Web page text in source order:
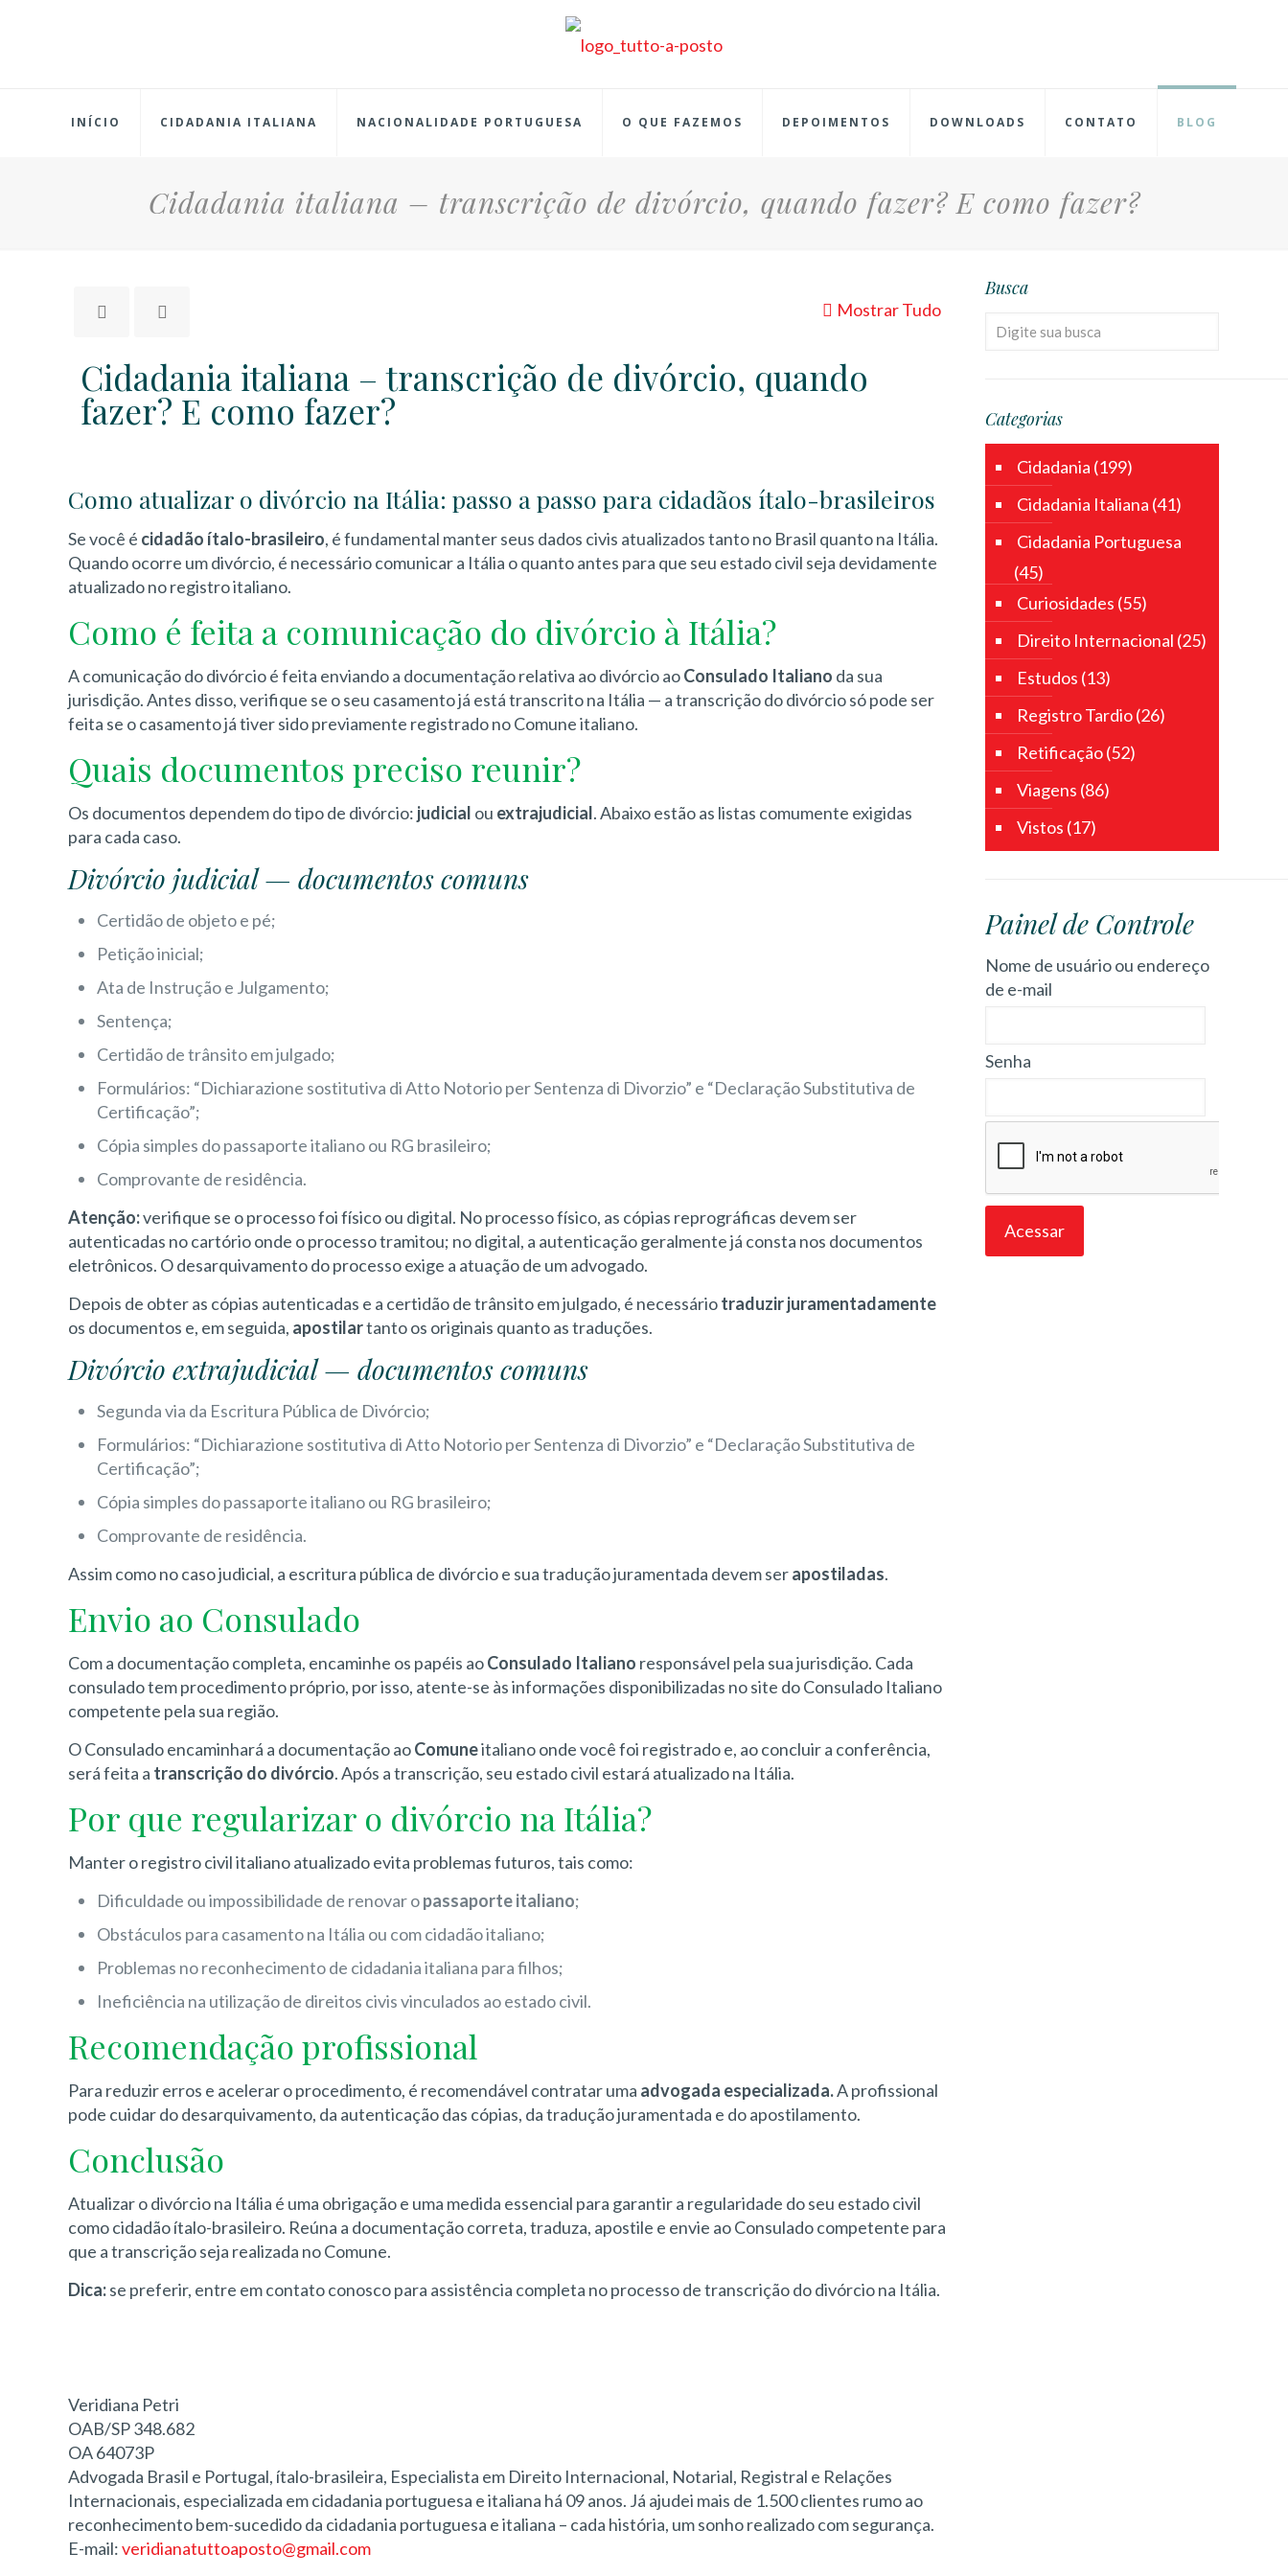
INÍCIO CIDADANIA ITALIANA NACIONALIDADE PORTUGUESA O QUE FAZEMOS DEPOIMENTOS DOWNLOADS CONTATO BLOG
Cidadania italiana – transcrição de divórcio, quando fazer? E como fazer?
Mostrar Tudo
Cidadania italiana – transcrição de divórcio, quando
fazer? E como fazer?
Como atualizar o divórcio na Itália: passo a passo para cidadãos ítalo-brasileiros
Se você é cidadão ítalo-brasileiro, é fundamental manter seus dados civis atualizados tanto no Brasil quanto na Itália.
Quando ocorre um divórcio, é necessário comunicar a Itália o quanto antes para que seu estado civil seja devidamente
atualizado no registro italiano.
Como é feita a comunicação do divórcio à Itália?
A comunicação do divórcio é feita enviando a documentação relativa ao divórcio aoConsulado Italiano da sua
jurisdição. Antes disso, verifique se o seu casamento já está transcrito na Itália — a transcrição do divórcio só pode ser
feita se o casamento já tiver sido previamente registrado no Comune italiano.
Quais documentos preciso reunir?
Os documentos dependem do tipo de divórcio: judicial ou extrajudicial. Abaixo estão as listas comumente exigidas
para cada caso.
Divórcio judicial — documentos comuns
Certidão de objeto e pé;
Petição inicial;
Ata de Instrução e Julgamento;
Sentença;
Certidão de trânsito em julgado;
Formulários: “Dichiarazione sostitutiva di Atto Notorio per Sentenza di Divorzio” e “Declaração Substitutiva de
Certificação”;
Cópia simples do passaporte italiano ou RG brasileiro;
Comprovante de residência.
Atenção:verifique se o processo foi físico ou digital. No processo físico, as cópias reprográficas devem ser
autenticadas no cartório onde o processo tramitou; no digital, a autenticação geralmente já consta nos documentos
eletrônicos. O desarquivamento do processo exige a atuação de um advogado.
Depois de obter as cópias autenticadas e a certidão de trânsito em julgado, é necessáriotraduzir juramentadamente
os documentos e, em seguida, apostilartanto os originais quanto as traduções.
Divórcio extrajudicial — documentos comuns
Segunda via da Escritura Pública de Divórcio;
Formulários: “Dichiarazione sostitutiva di Atto Notorio per Sentenza di Divorzio” e “Declaração Substitutiva de
Certificação”;
Cópia simples do passaporte italiano ou RG brasileiro;
Comprovante de residência.
Assim como no caso judicial, a escritura pública de divórcio e sua tradução juramentada devem serapostiladas.
Envio ao Consulado
Com a documentação completa, encaminhe os papéis aoConsulado Italiano responsável pela sua jurisdição. Cada
consulado tem procedimento próprio, por isso, atente-se às informações disponibilizadas no site do Consulado Italiano
competente pela sua região.
O Consulado encaminhará a documentação aoComuneitaliano onde você foi registrado e, ao concluir a conferência,
será feita a transcrição do divórcio. Após a transcrição, seu estado civil estará atualizado na Itália.
Por que regularizar o divórcio na Itália?
Manter o registro civil italiano atualizado evita problemas futuros, tais como:
Dificuldade ou impossibilidade de renovar opassaporte italiano;
Obstáculos para casamento na Itália ou com cidadão italiano;
Problemas no reconhecimento de cidadania italiana para filhos;
Ineficiência na utilização de direitos civis vinculados ao estado civil.
Recomendação profissional
Para reduzir erros e acelerar o procedimento, é recomendável contratar uma advogada especializada.A profissional
pode cuidar do desarquivamento, da autenticação das cópias, da tradução juramentada e do apostilamento.
Conclusão
Atualizar o divórcio na Itália é uma obrigação e uma medida essencial para garantir a regularidade do seu estado civil
como cidadão ítalo-brasileiro. Reúna a documentação correta, traduza, apostile e envie ao Consulado competente para
que a transcrição seja realizada no Comune.
Dica:se preferir, entre em contato conosco para assistência completa no processo de transcrição do divórcio na Itália.
Veridiana Petri
OAB/SP 348.682
OA 64073P
Advogada Brasil e Portugal, ítalo-brasileira, Especialista em Direito Internacional, Notarial, Registral e Relações
Internacionais, especializada em cidadania portuguesa e italiana há 09 anos. Já ajudei mais de 1.500 clientes rumo ao
reconhecimento bem-sucedido da cidadania portuguesa e italiana – cada história, um sonho realizado com segurança.
E-mail:veridianatuttoaposto@gmail.com
Busca
Categorias
Cidadania (199)
Cidadania Italiana (41)
Cidadania Portuguesa
(45)
Curiosidades (55)
Direito Internacional (25)
Estudos (13)
Registro Tardio(26)
Retificação(52)
Viagens (86)
Vistos (17)
Painel de Controle
Nome de usuário ou endereço
de e-mail
Senha